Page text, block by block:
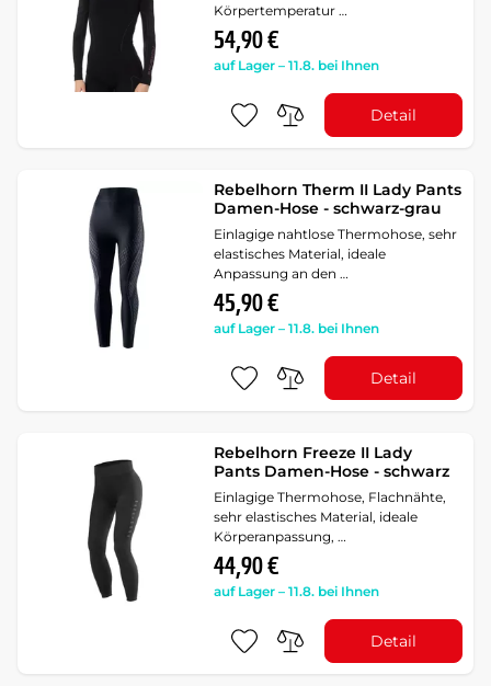
Körpertemperatur …
54,90 €
auf Lager – 11.8. bei Ihnen
Detail
Rebelhorn Therm II Lady Pants
Damen-Hose - schwarz-grau
Einlagige nahtlose Thermohose, sehr
elastisches Material, ideale
Anpassung an den …
45,90 €
auf Lager – 11.8. bei Ihnen
Detail
Rebelhorn Freeze II Lady
Pants Damen-Hose - schwarz
Einlagige Thermohose, Flachnähte,
sehr elastisches Material, ideale
Körperanpassung, …
44,90 €
auf Lager – 11.8. bei Ihnen
Detail